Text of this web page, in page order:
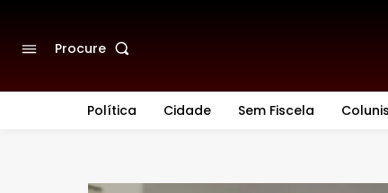
Procure
Política Cidade Sem Fiscela